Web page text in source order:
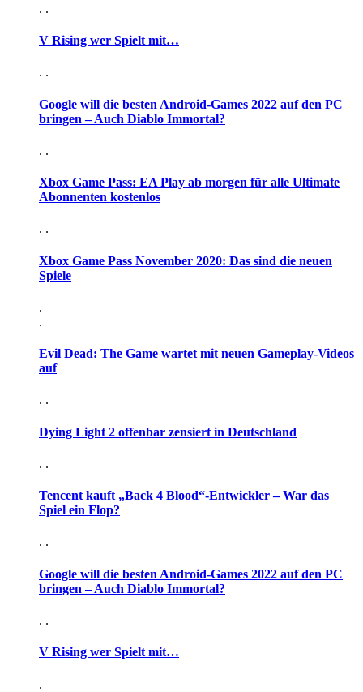
. .
V Rising wer Spielt mit…
. .
Google will die besten Android-Games 2022 auf den PC
bringen – Auch Diablo Immortal?
. .
Xbox Game Pass: EA Play ab morgen für alle Ultimate
Abonnenten kostenlos
. .
Xbox Game Pass November 2020: Das sind die neuen
Spiele
.
.
Evil Dead: The Game wartet mit neuen Gameplay-Videos
auf
. .
Dying Light 2 offenbar zensiert in Deutschland
. .
Tencent kauft „Back 4 Blood“-Entwickler – War das
Spiel ein Flop?
. .
Google will die besten Android-Games 2022 auf den PC
bringen – Auch Diablo Immortal?
. .
V Rising wer Spielt mit…
.